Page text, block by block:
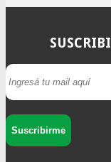
Suscribirme